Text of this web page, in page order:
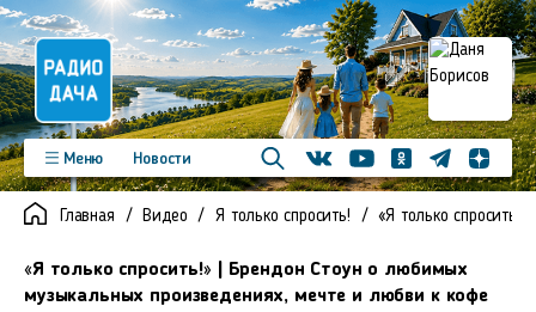
Меню
Новости
Программы
Подкасты
Новинки
Фото
Видео
Контакты
ВконтактеYoutubeОдноклассники
ТелеграмЯндекс
Главная Видео Я только спросить! «Я только
«Я только спросить!» | Брендон Стоун о любимых
музыкальных произведениях, мечте и любви к кофе